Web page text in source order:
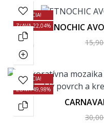
AKCIA!
ZĽAVA 22,04%ETNOCHIC
AKCIA!
ZĽAVA 49,98%